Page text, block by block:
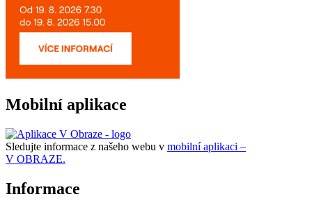
Mobilní aplikace
Sledujte informace z našeho webu v mobilní aplikaci –
V OBRAZE.
Informace